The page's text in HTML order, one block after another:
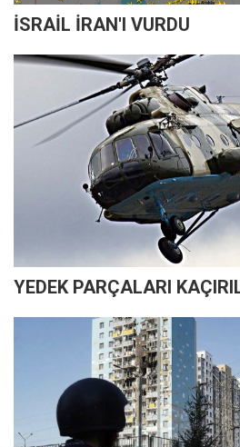
İSRAİL İRAN'I VURDU
YEDEK PARÇALARI